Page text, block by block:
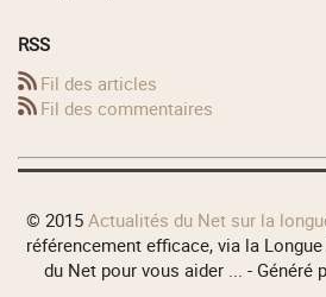
RSS
Fil des articles
Fil des commentaires
© 2015 Actualités du Net sur la
référencement efficace, via la
du Net pour vous aider ... - Généré